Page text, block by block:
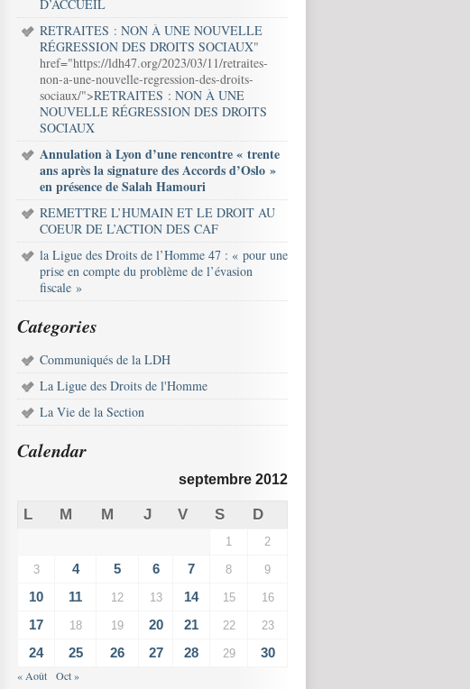
D’ACCUEIL
RETRAITES : NON À UNE NOUVELLE
RÉGRESSION DES DROITS SOCIAUX"
href="https://ldh47.org/2023/03/11/retraites-
non-a-une-nouvelle-regression-des-droits-
sociaux/">RETRAITES : NON À UNE
NOUVELLE RÉGRESSION DES DROITS
SOCIAUX
Annulation à Lyon d’une rencontre « trente
ans après la signature des Accords d’Oslo »
en présence de Salah Hamouri
REMETTRE L’HUMAIN ET LE DROIT AU
COEUR DE L’ACTION DES CAF
la Ligue des Droits de l’Homme 47 : « pour une
prise en compte du problème de l’évasion
fiscale »
Categories
Communiqués de la LDH
La Ligue des Droits de l'Homme
La Vie de la Section
Calendar
septembre 2012
L M M J V S D
1 2
3 4 5 6 7 8 9
10 11 12 13 14 15 16
17 18 19 20 21 22 23
24 25 26 27 28 29 30
« Août Oct »